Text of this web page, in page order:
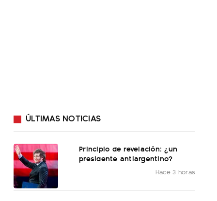
ÚLTIMAS NOTICIAS
Principio de revelación: ¿un
presidente antiargentino?
Hace 3 horas